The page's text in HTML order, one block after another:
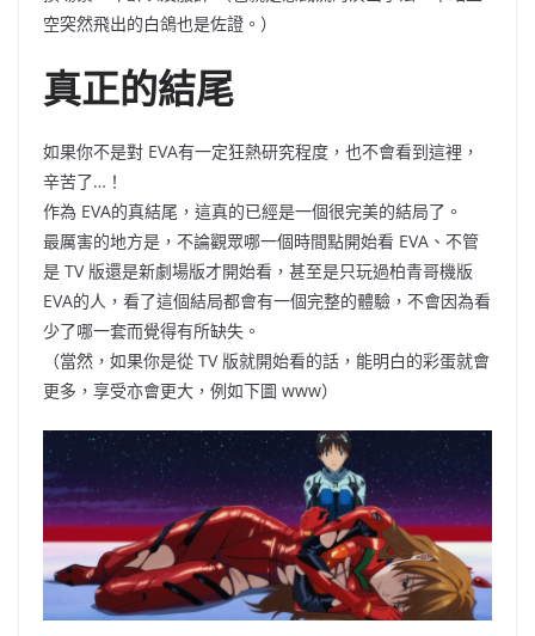
空突然飛出的白鴿也是佐證。 ）
真正的結尾
如果你不是對 EVA有一定狂熱研究程度，也不會看到這裡，
辛苦了…！
作為 EVA的真結尾，這真的已經是一個很完美的結局了。
最厲害的地方是，不論觀眾哪一個時間點開始看 EVA 、不管
是 TV 版還是新劇場版才開始看，甚至是只玩過柏青哥機版
EVA的人，看了這個結局都會有一個完整的體驗，不會因為看
少了哪一套而覺得有所缺失。
（當然，如果你是從 TV 版就開始看的話，能明白的彩蛋就會
更多，享受亦會更大 ， 例如下圖 www）